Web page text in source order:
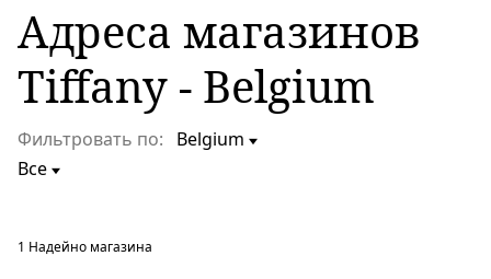
Адреса магазинов
Tiffany - Belgium
Фильтровать по:
1 Надейно магазина